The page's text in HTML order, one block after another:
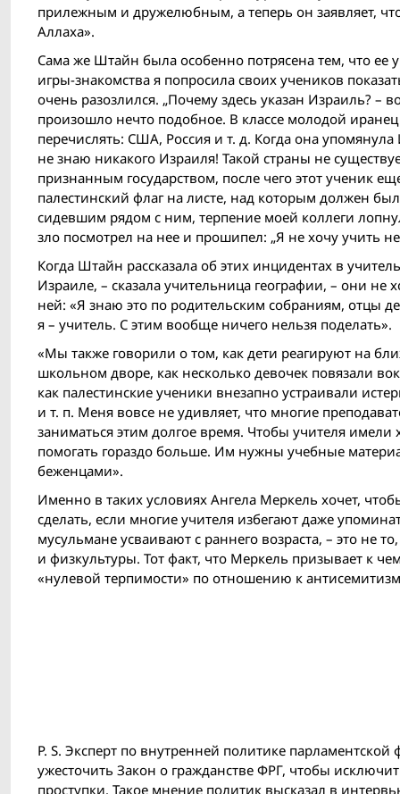
прилежным и дружелюбным, а теперь он заявляет,
Аллаха».
Сама же Штайн была особенно потрясена тем, что
игры-знакомства я попросила своих учеников
очень разозлился. „Почему здесь указан Израиль? –
произошло нечто подобное. В классе молодой
перечислять: США, Россия и т. д. Когда она
не знаю никакого Израиля! Такой страны не
признанным государством, после чего этот ученик
палестинский флаг на листе, над которым должен
сидевшим рядом с ним, терпение моей коллеги
зло посмотрел на нее и прошипел: „Я не хочу учить
Когда Штайн рассказала об этих инцидентах в
Израиле, – сказала учительница географии, – они не
ней: «Я знаю это по родительским собраниям, отцы
я – учитель. С этим вообще ничего нельзя поделать».
«Мы также говорили о том, как дети реагируют на
школьном дворе, как несколько девочек повязали
как палестинские ученики внезапно устраивали
и т. п. Меня вовсе не удивляет, что многие
заниматься этим долгое время. Чтобы учителя
помогать гораздо больше. Им нужны учебные
беженцами».
Именно в таких условиях Ангела Меркель хочет,
сделать, если многие учителя избегают даже
мусульмане усваивают с раннего возраста, – это не
и физкультуры. Тот факт, что Меркель призывает к
«нулевой терпимости» по отношению к
P. S. Эксперт по внутренней политике
ужесточить Закон о гражданстве ФРГ, чтобы
проступки. Такое мнение политик высказал в